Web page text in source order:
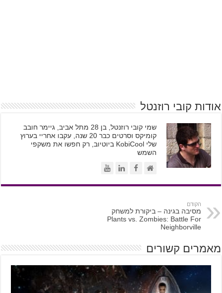
קובי רוזנטל
שמי קובי רוזנטל, בן 28 מתל אביב, גיימר חובב
קומיקס וסרטים כבר 20 שנה, עקבו אחריי בערוץ
שלי KobiCool ביוטיוב, רק חפשו את משקפי
השמש
הקודם
מסיבה בגינה – ביקורת למשחק
Plants vs. Zombies: Battle For
Neighborville
קשורים